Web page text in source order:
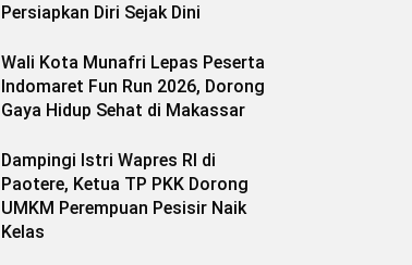
Persiapkan Diri Sejak Dini
Wali Kota Munafri Lepas Peserta
Indomaret Fun Run 2026, Dorong
Gaya Hidup Sehat di Makassar
Dampingi Istri Wapres RI di
Paotere, Ketua TP PKK Dorong
UMKM Perempuan Pesisir Naik
Kelas